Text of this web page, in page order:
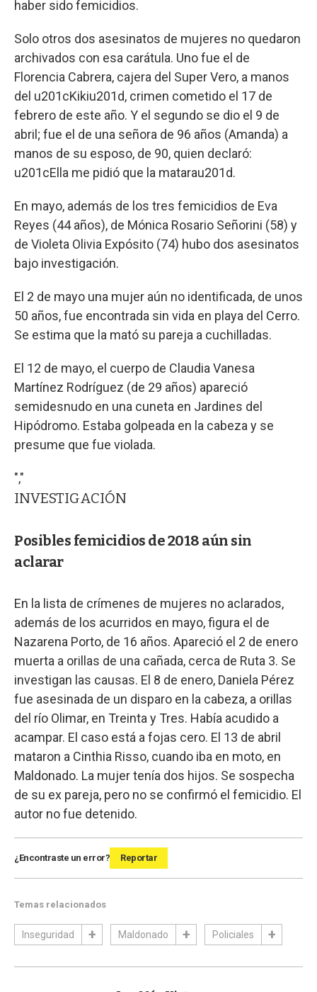
haber sido femicidios.
Solo otros dos asesinatos de mujeres no quedaron
archivados con esa carátula. Uno fue el de
Florencia Cabrera, cajera del Super Vero, a manos
del u201cKikiu201d, crimen cometido el 17 de
febrero de este año. Y el segundo se dio el 9 de
abril; fue el de una señora de 96 años (Amanda) a
manos de su esposo, de 90, quien declaró:
u201cElla me pidió que la matarau201d.
En mayo, además de los tres femicidios de Eva
Reyes (44 años), de Mónica Rosario Señorini (58) y
de Violeta Olivia Expósito (74) hubo dos asesinatos
bajo investigación.
El 2 de mayo una mujer aún no identificada, de unos
50 años, fue encontrada sin vida en playa del Cerro.
Se estima que la mató su pareja a cuchilladas.
El 12 de mayo, el cuerpo de Claudia Vanesa
Martínez Rodríguez (de 29 años) apareció
semidesnudo en una cuneta en Jardines del
Hipódromo. Estaba golpeada en la cabeza y se
presume que fue violada.
","
INVESTIGACIÓN
Posibles femicidios de 2018 aún sin
aclarar
En la lista de crímenes de mujeres no aclarados,
además de los acurridos en mayo, figura el de
Nazarena Porto, de 16 años. Apareció el 2 de enero
muerta a orillas de una cañada, cerca de Ruta 3. Se
investigan las causas. El 8 de enero, Daniela Pérez
fue asesinada de un disparo en la cabeza, a orillas
del río Olimar, en Treinta y Tres. Había acudido a
acampar. El caso está a fojas cero. El 13 de abril
mataron a Cinthia Risso, cuando iba en moto, en
Maldonado. La mujer tenía dos hijos. Se sospecha
de su ex pareja, pero no se confirmó el femicidio. El
autor no fue detenido.
¿Encontraste un error? Reportar
Temas relacionados
Inseguridad Maldonado Policiales